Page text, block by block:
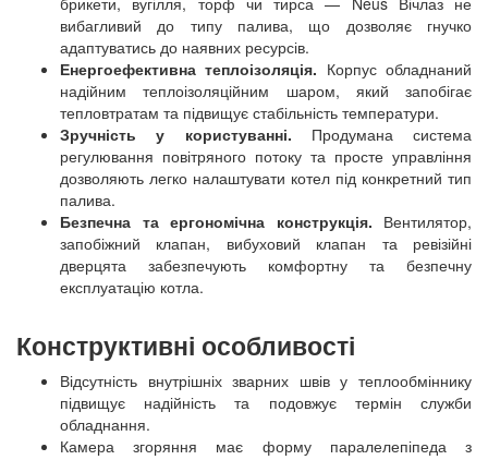
вибагливий до типу палива, що дозволяє гнучко
адаптуватись до наявних ресурсів.
Енергоефективна теплоізоляція. Корпус обладнаний
надійним теплоізоляційним шаром, який запобігає
тепловтратам та підвищує стабільність температури.
Зручність у користуванні. Продумана система
регулювання повітряного потоку та просте управління
дозволяють легко налаштувати котел під конкретний тип
палива.
Безпечна та ергономічна конструкція. Вентилятор,
запобіжний клапан, вибуховий клапан та ревізійні
дверцята забезпечують комфортну та безпечну
експлуатацію котла.
Конструктивні особливості
Відсутність внутрішніх зварних швів у теплообміннику
підвищує надійність та подовжує термін служби
обладнання.
Камера згоряння має форму паралелепіпеда з